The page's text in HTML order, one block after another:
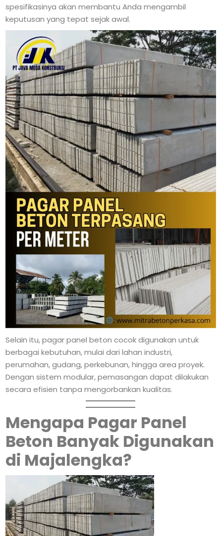
spesifikasinya akan membantu Anda mengambil
keputusan yang tepat sejak awal.
Selain itu, pagar panel beton cocok digunakan untuk
berbagai kebutuhan, mulai dari lahan industri,
perumahan, gudang, perkebunan, hingga area proyek.
Dengan sistem modular, pemasangan dapat dilakukan
secara efisien tanpa mengorbankan kualitas.
Mengapa Pagar Panel
Beton Banyak Digunakan
di Majalengka?